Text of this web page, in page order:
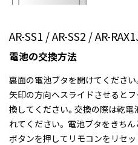
AR-SS1 / AR-SS2 / AR-
電池の交換方法
裏面の電池ブタを開けてくださ
矢印の方向へスライドさせると
換してください。交換の際は乾電
れてください。 電池ブタをきちん
ボタンを押してリモコンをリセッ